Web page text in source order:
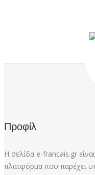
Προφίλ
Η σελίδα e-francais.gr
πλατφόρμα που παρέχει